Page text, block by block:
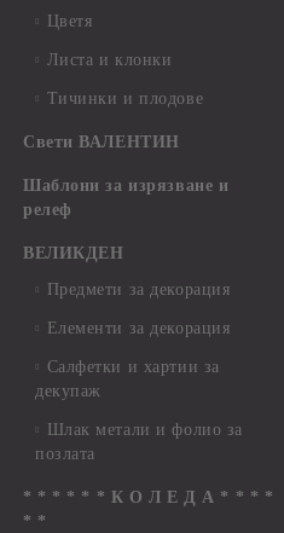
Цветя
Листа и клонки
Тичинки и плодове
Свети ВАЛЕНТИН
Шаблони за изрязване и
релеф
ВЕЛИКДЕН
Предмети за декорация
Елементи за декорация
Салфетки и хартии за
декупаж
Шлак метали и фолио за
позлата
* * * * * * К О Л Е Д А * * * *
* *